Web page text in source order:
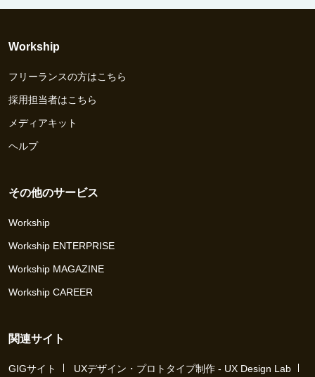
Workship
フリーランスの方はこちら
採用担当者はこちら
メディアキット
ヘルプ
その他のサービス
Workship
Workship ENTERPRISE
Workship MAGAZINE
Workship CAREER
関連サイト
GIGサイト
UXデザイン・プロトタイプ制作 - UX Design Lab